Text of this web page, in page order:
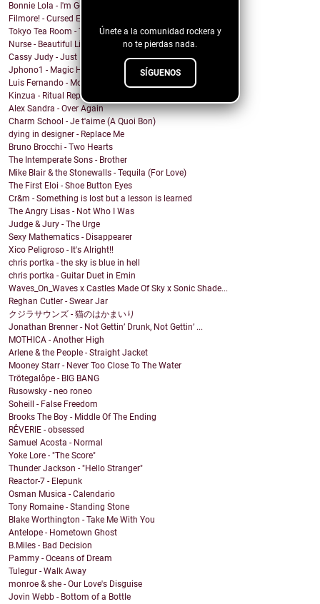
Únete a la comunidad rockera y
no te pierdas nada.
SÍGUENOS
Bonnie Lola - I'm Going Home
Filmore! - Cursed Energy
Tokyo Tea Room - Tell Me How
Nurse - Beautiful Lie
Cassy Judy - Just For Being Who We Are
Jphono1 - Magic Here
Luis Fernando - Modo Avion
Kinzua - Ritual Repeat
Alex Sandra - Over Again
Charm School - Je t'aime (A Quoi Bon)
dying in designer - Replace Me
Bruno Brocchi - Two Hearts
The Intemperate Sons - Brother
Mike Blair & the Stonewalls - Tequila (For Love)
The First Eloi - Shoe Button Eyes
Cr&m - Something is lost but a lesson is learned
The Angry Lisas - Not Who I Was
Judge & Jury - The Urge
Sexy Mathematics - Disappearer
Xico Peligroso - It's Alright!!
chris portka - the sky is blue in hell
chris portka - Guitar Duet in Emin
Waves_On_Waves x Castles Made Of Sky x Sonic Shade...
Reghan Cutler - Swear Jar
クジラサウンズ - 猫のはかまいり
Jonathan Brenner - Not Gettin’ Drunk, Not Gettin’ ...
MOTHICA - Another High
Arlene & the People - Straight Jacket
Mooney Starr - Never Too Close To The Water
Trötegalôpe - BIG BANG
Rusowsky - neo roneo
Soheill - False Freedom
Brooks The Boy - Middle Of The Ending
RÊVERIE - obsessed
Samuel Acosta - Normal
Yoke Lore - "The Score"
Thunder Jackson - "Hello Stranger"
Reactor-7 - Elepunk
Osman Musica - Calendario
Tony Romaine - Standing Stone
Blake Worthington - Take Me With You
Antelope - Hometown Ghost
B.Miles - Bad Decision
Pammy - Oceans of Dream
Tulegur - Walk Away
monroe & she - Our Love's Disguise
Jovin Webb - Bottom of a Bottle